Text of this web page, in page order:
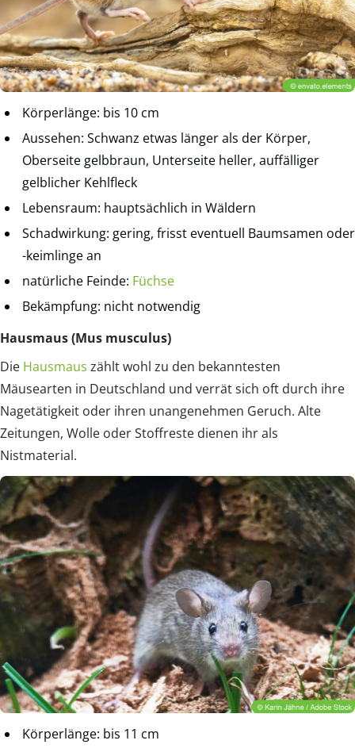
Körperlänge: bis 10 cm
Aussehen: Schwanz etwas länger als der Körper,
Oberseite gelbbraun, Unterseite heller, auffälliger
gelblicher Kehlfleck
Lebensraum: hauptsächlich in Wäldern
Schadwirkung: gering, frisst eventuell Baumsamen oder
-keimlinge an
natürliche Feinde: Füchse
Bekämpfung: nicht notwendig
Hausmaus (Mus musculus)
Die Hausmaus zählt wohl zu den bekanntesten
Mäusearten in Deutschland und verrät sich oft durch ihre
Nagetätigkeit oder ihren unangenehmen Geruch. Alte
Zeitungen, Wolle oder Stoffreste dienen ihr als
Nistmaterial.
Körperlänge: bis 11 cm